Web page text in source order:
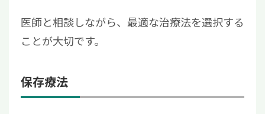
医師と相談しながら、最適な治療法を選択する
ことが大切です。
保存療法